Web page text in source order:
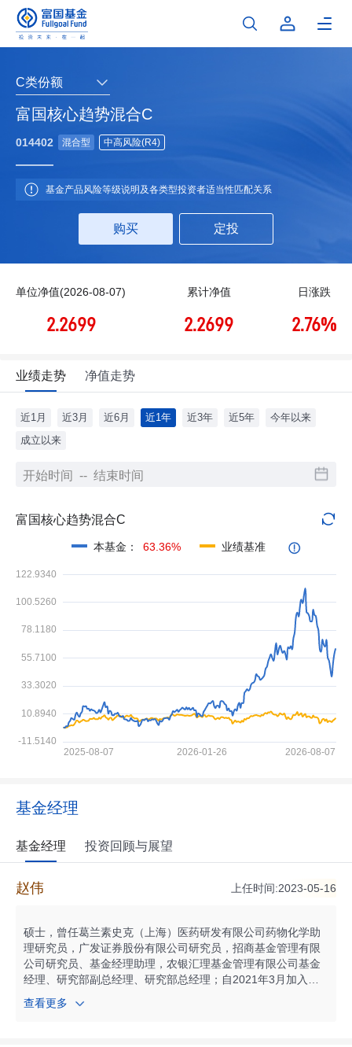
富国核心趋势混合C
C类份额
014402 混合型 中高风险(R4)
基金产品风险等级说明及各类型投资者适当性匹配关系
购买 定投
单位净值(2026-08-07)
2.2699
累计净值
2.2699
日涨跌
2.76%
业绩走势 净值走势
近1月 近3月 近6月 近1年 近3年 近5年
今年以来
成立以来
富国核心趋势混合C
本基金 ： 63.36% 业绩基准
基金经理
基金经理 投资回顾与展望
赵伟 上任时间:2023-05-16
硕士，曾任葛兰素史克（上海）医药研发有限公司药物化学助
理研究员，广发证券股份有限公司研究员，招商基金管理有限
公司研究员、基金经理助理，农银汇理基金管理有限公司基金
经理、研究部副总经理、研究部总经理；自2021年3月加入富
国基金管理有限公司，现任富国基金权益投资部高级权益基金
经理。自2021年07月起任富国精准医疗灵活配置混合型证券投
查看更多